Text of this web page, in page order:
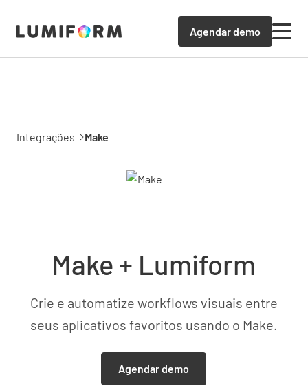
Agendar demo
Integrações Make
Make + Lumiform
Crie e automatize workflows visuais entre
seus aplicativos favoritos usando o Make.
Agendar demo